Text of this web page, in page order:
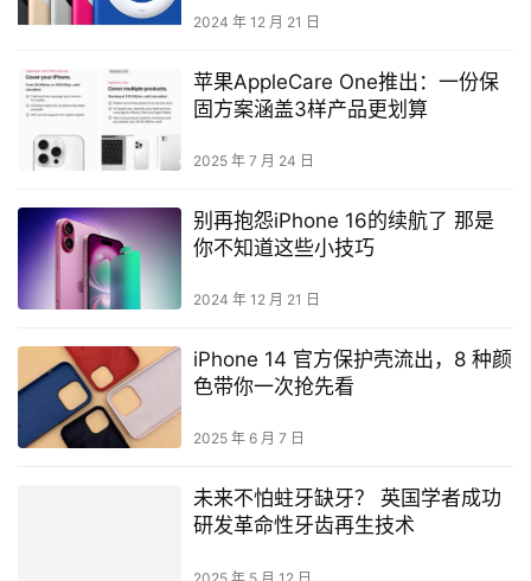
2024 年 12 月 21 日
苹果AppleCare One推出：一份保
固方案涵盖3样产品更划算
2025 年 7 月 24 日
别再抱怨iPhone 16的续航了 那是
你不知道这些小技巧
2024 年 12 月 21 日
iPhone 14 官方保护壳流出，8 种颜
色带你一次抢先看
2025 年 6 月 7 日
未来不怕蛀牙缺牙？ 英国学者成功
研发革命性牙齿再生技术